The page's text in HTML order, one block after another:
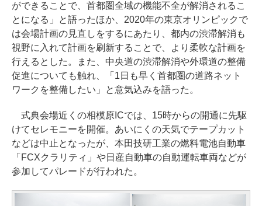
ができることで、首都圏全域の機能不全が解消されるこ
とになる」と語ったほか、2020年の東京オリンピックで
は会場計画の見直しをするにあたり、都内の渋滞解消も
視野に入れて計画を刷新することで、より柔軟な計画を
行えるとした。また、中央道の渋滞解消や外環道の整備
促進についても触れ、「1日も早く首都圏の道路ネット
ワークを整備したい」と意気込みを語った。
式典会場近くの相模原ICでは、15時からの開通に先駆
けてセレモニーを開催。あいにくの天気でテープカット
などは中止となったが、本田技研工業の燃料電池自動車
「FCXクラリティ」や日産自動車の自動運転車両などが
参加してパレードが行われた。